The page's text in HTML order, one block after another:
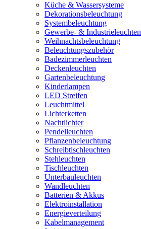
Küche & Wassersysteme
Dekorationsbeleuchtung
Systembeleuchtung
Gewerbe- & Industrieleuchten
Weihnachtsbeleuchtung
Beleuchtungszubehör
Badezimmerleuchten
Deckenleuchten
Gartenbeleuchtung
Kinderlampen
LED Streifen
Leuchtmittel
Lichterketten
Nachtlichter
Pendelleuchten
Pflanzenbeleuchtung
Schreibtischleuchten
Stehleuchten
Tischleuchten
Unterbauleuchten
Wandleuchten
Batterien & Akkus
Elektroinstallation
Energieverteilung
Kabelmanagement